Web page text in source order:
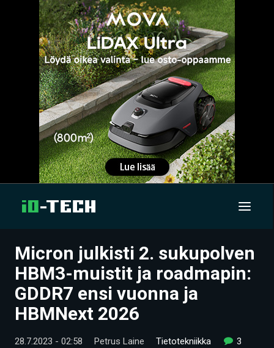
UUTISET
ARTIKKELIT
VIDEOT
TECHBBS
Micron julkisti 2. sukupolven
HBM3-muistit ja roadmapin:
GDDR7 ensi vuonna ja
HBMNext 2026
28.7.2023 - 02:58 Petrus Laine Tietotekniikka 3